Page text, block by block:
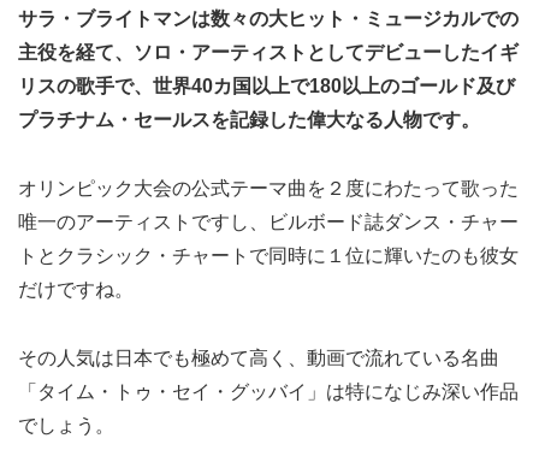
サラ・ブライトマンは数々の大ヒット・ミュージカルでの
主役を経て、ソロ・アーティストとしてデビューしたイギ
リスの歌手で、世界40カ国以上で180以上のゴールド及び
プラチナム・セールスを記録した偉大なる人物です。
オリンピック大会の公式テーマ曲を２度にわたって歌った
唯一のアーティストですし、ビルボード誌ダンス・チャー
トとクラシック・チャートで同時に１位に輝いたのも彼女
だけですね。
その人気は日本でも極めて高く、動画で流れている名曲
「タイム・トゥ・セイ・グッバイ」は特になじみ深い作品
でしょう。